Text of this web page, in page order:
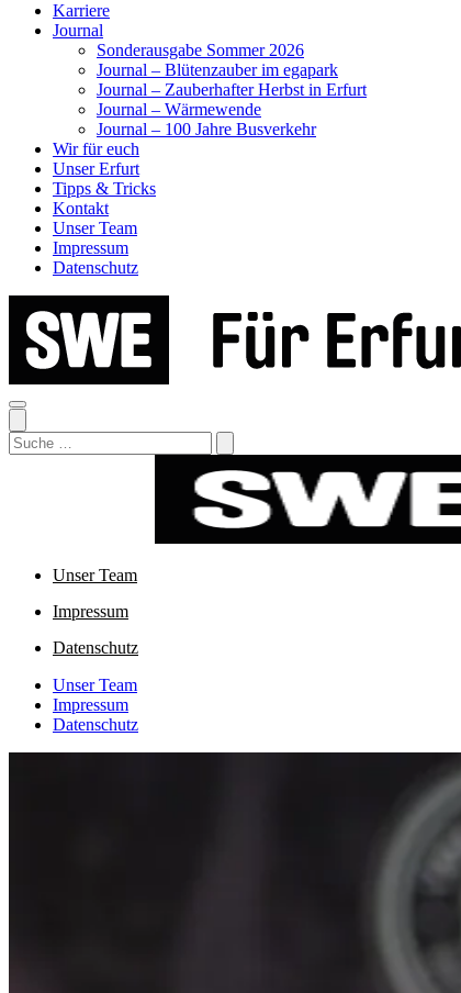
Karriere
Journal
Sonderausgabe Sommer 2026
Journal – Blütenzauber im egapark
Journal – Zauberhafter Herbst in Erfurt
Journal – Wärmewende
Journal – 100 Jahre Busverkehr
Wir für euch
Unser Erfurt
Tipps & Tricks
Kontakt
Unser Team
Impressum
Datenschutz
Search
Unser Team
Impressum
Datenschutz
Unser Team
Impressum
Datenschutz